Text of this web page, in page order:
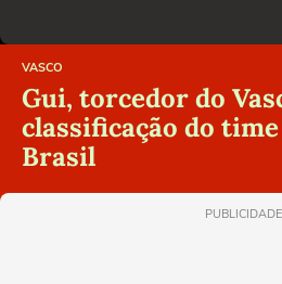
VASCO
Gui, torcedor do
classificação do time
Brasil
PUBLICIDADE